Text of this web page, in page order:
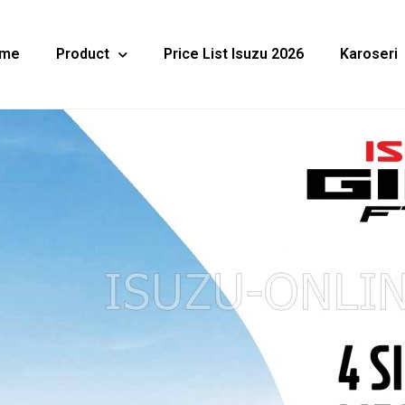
Product Price List Isuzu 2026 Karoseri